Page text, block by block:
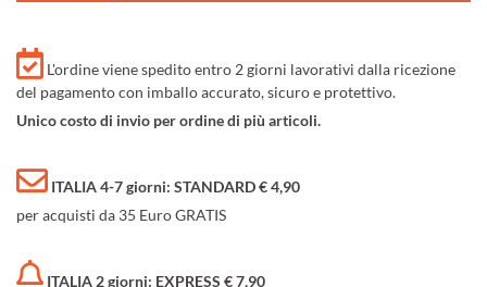
L'ordine viene spedito entro 2 giorni lavorativi dalla ricezione
del pagamento con imballo accurato, sicuro e protettivo.
Unico costo di invio per ordine di più articoli.
ITALIA 4-7 giorni: STANDARD € 4,90
per acquisti da 35 Euro GRATIS
ITALIA 2 giorni: EXPRESS € 7,90